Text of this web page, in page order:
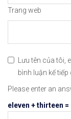
Cảm ơn
Trang web
Lưu tên của tôi,
bình luận kế tiếp
Please enter an
eleven + thirteen =